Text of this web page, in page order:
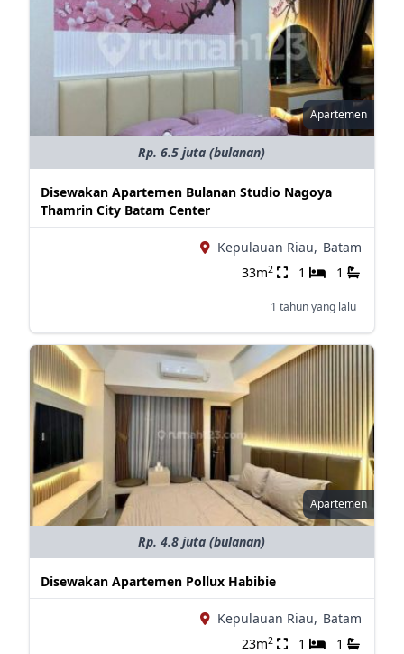
Apartemen
Rp. 6.5 juta (bulanan)
Disewakan Apartemen Bulanan Studio Nagoya
Thamrin City Batam Center
Kepulauan Riau, Batam
33m2 1 1
1 tahun yang lalu
Apartemen
Rp. 4.8 juta (bulanan)
Disewakan Apartemen Pollux Habibie
Kepulauan Riau, Batam
23m2 1 1